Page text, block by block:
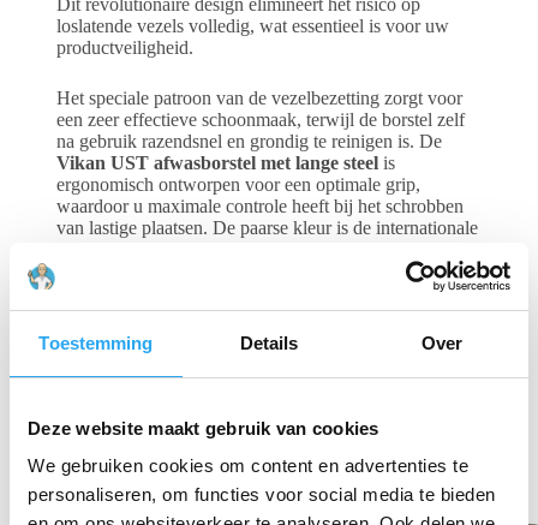
Toestemming Details Over
Deze website maakt gebruik van cookies
We gebruiken cookies om content en advertenties te
personaliseren, om functies voor social media te bieden
Dit revolutionaire design elimineert het risico op
loslatende vezels volledig, wat essentieel is voor uw
productveiligheid.
Het speciale patroon van de vezelbezetting zorgt voor
een zeer effectieve schoonmaak, terwijl de borstel zelf
na gebruik razendsnel en grondig te reinigen is. De
Vikan UST afwasborstel met lange steelis
ergonomisch ontworpen voor een optimale grip,
waardoor u maximale controle heeft bij het schrobben
van lastige plaatsen. De paarse kleur is de internationale
plan. Deze borstel is volledig hittebestendig tot 121°C